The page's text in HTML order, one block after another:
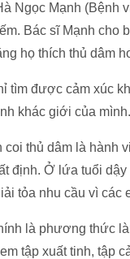
Ngọc Mạnh (Bệnh
Bác sĩ Mạnh cho
họ thích thủ dâm
tìm được cảm xúc
khác giới của mình.
thủ dâm là hành
định. Ở lứa tuổi
tỏa nhu cầu vì
là phương thức
tập xuất tinh, tập